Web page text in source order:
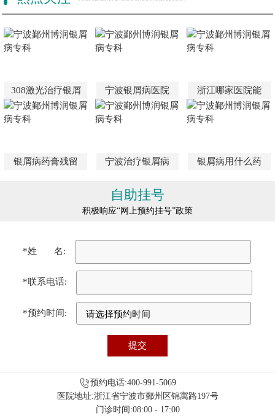
308激光治疗银屑 宁波银屑病医院 浙江哪家医院能
银屑病药膏残留 宁波治疗银屑病 银屑病用什么药
自助挂号
积极响应“网上预约挂号”政策
*姓 名:
*联系电话:
*预约时间:
预约电话:400-991-5069
医院地址:浙江省宁波市鄞州区锦寓路197号
门诊时间:08:00 - 17:00